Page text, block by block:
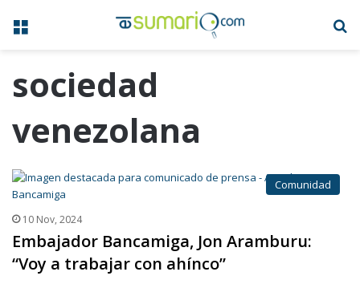
Menú
sociedad
venezolana
Comunidad
10 Nov, 2024
Embajador Bancamiga, Jon Aramburu:
“Voy a trabajar con ahínco”